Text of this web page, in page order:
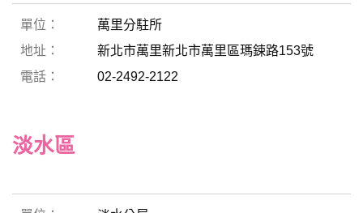
萬里分駐所
新北市萬里新北市萬里區瑪鋉路153號
02-2492-2122
淡水區